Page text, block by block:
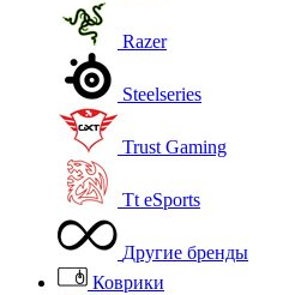
Razer
Steelseries
Trust Gaming
Tt eSports
Другие бренды
Коврики